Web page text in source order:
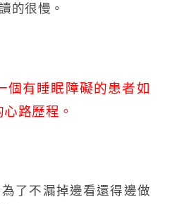
的很慢。
個有睡眠障礙的患者如
路歷程。
了不漏掉邊看還得邊做